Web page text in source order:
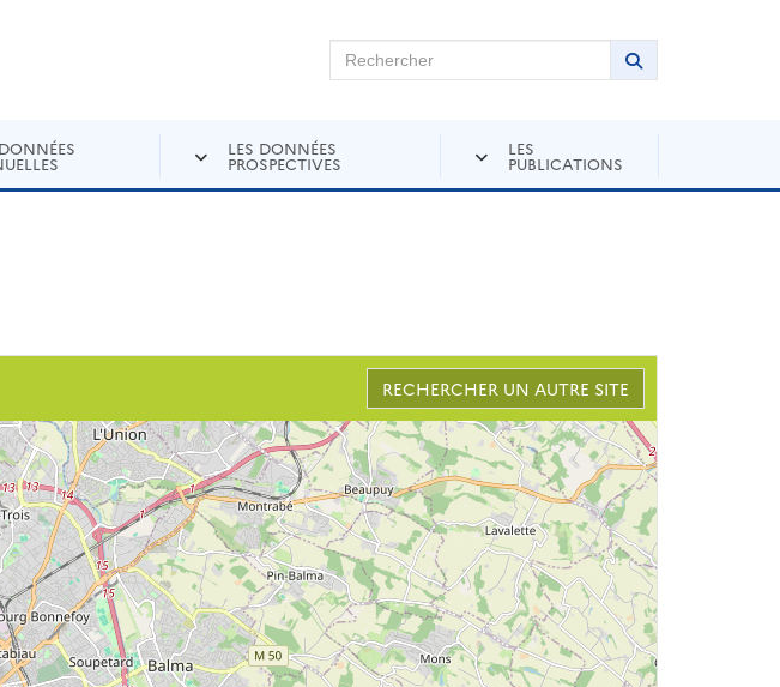
Rechercher sur Andra Inventaire Rechercher
Lancer la
LES DONNÉES
PROSPECTIVES
LES
PUBLICATIONS
RECHERCHER UN AUTRE SITE